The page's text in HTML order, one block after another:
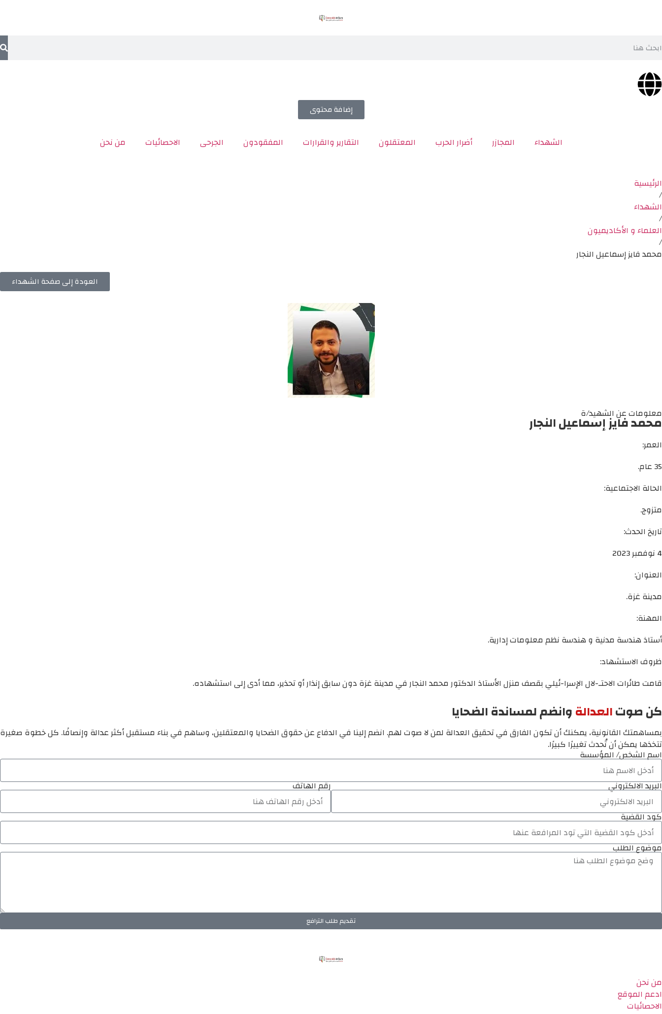
إضافة محتوى
الشهداء المجازر أضرار الحرب المعتقلون التقارير والقرارات المفقودون الجرحى الاحصائيات من نحن
الرئيسية
/
الشهداء
/
العلماء و الأكاديميون
/
محمد فايز إسماعيل النجار
العودة إلى صفحة الشهداء
معلومات عن الشهيد/ة
محمد فايز إسماعيل النجار
العمر:
35 عام.
الحالة الاجتماعية:
متزوج.
تاريخ الحدث:
4 نوفمبر 2023
العنوان:
مدينة غزة.
المهنة:
أستاذ هندسة مدنية و هندسة نظم معلومات إدارية.
ظروف الاستشهاد:
قامت طائرات الاحتـ-لال الإسرا-ئيلي بقصف منزل الأستاذ الدكتور محمد النجار في مدينة غزة دون سابق إنذار أو تحذير، مما أدى إلى استشهاده.
كن صوتالعدالةوانضم لمساندة الضحايا
بمساهمتك القانونية، يمكنك أن تكون الفارق في تحقيق العدالة لمن لا صوت لهم. انضم إلينا في الدفاع عن حقوق الضحايا والمعتقلين، وساهم في بناء مستقبل أكثر عدالة وإنصافًا. كل خطوة صغيرة
تتخذها يمكن أن تُحدث تغييرًا كبيرًا.
اسم الشخص/ المؤسسة
البريد الالكتروني رقم الهاتف
كود القضية
موضوع الطلب
تقديم طلب الترافع
من نحن
ادعم الموقع
الاحصائيات